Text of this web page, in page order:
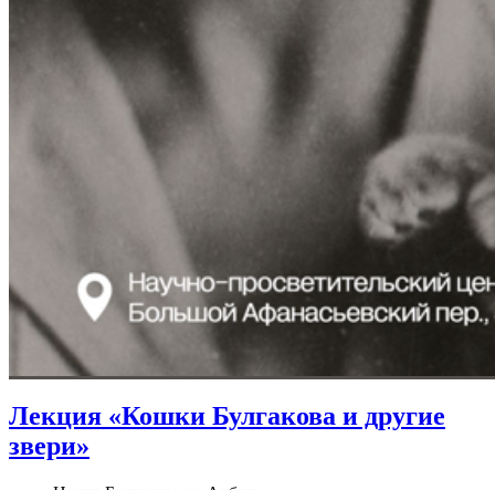
Лекция «Кошки Булгакова и другие
звери»